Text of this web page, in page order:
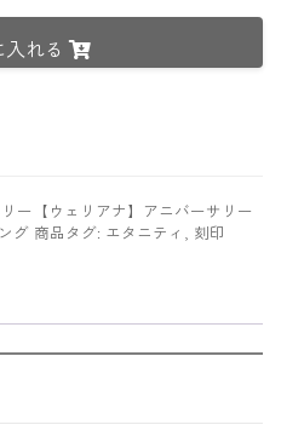
れる
ー【ウェリアナ】アニバーサリー
グ 商品タグ: エタニティ , 刻印